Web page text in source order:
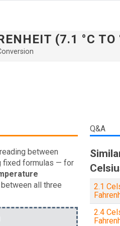
(7.1 °C TO
between
fixed formulas — for
all three
Q&A
2.1
2.4